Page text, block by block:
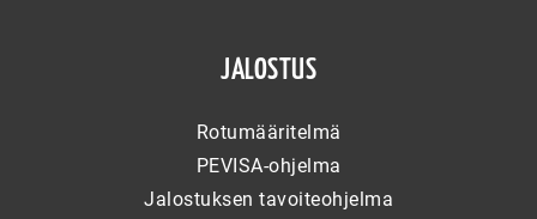
JALOSTUS
Rotumääritelmä
PEVISA-ohjelma
Jalostuksen tavoiteohjelma